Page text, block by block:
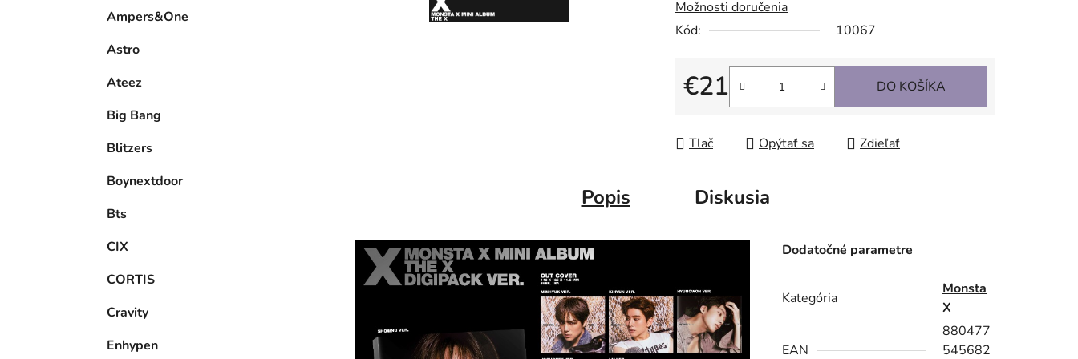
Ampers&One
Astro
Ateez
Big Bang
Blitzers
Boynextdoor
Bts
CIX
CORTIS
Cravity
Enhypen
Možnosti doručenia
Kód:
10067
€21
Jednotková cena:
DO KOŠÍKA
Tlač Opýtať sa Zdieľať
Popis Diskusia
Dodatočné parametre
Kategória
Monsta
X
EAN
880477
545682